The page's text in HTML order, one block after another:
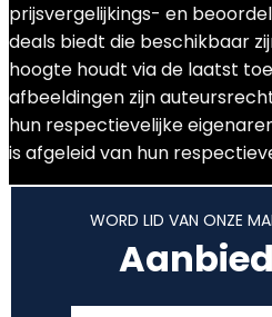
prijsvergelijkings- en
deals biedt die beschikbaar
hoogte houdt via de laatst
afbeeldingen zijn
hun respectievelijke
is afgeleid van hun
WORD LID VAN ONZE